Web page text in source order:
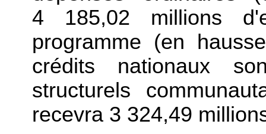
4 185,02 millions
programme (en
crédits nationaux
structurels
recevra 3 324,49